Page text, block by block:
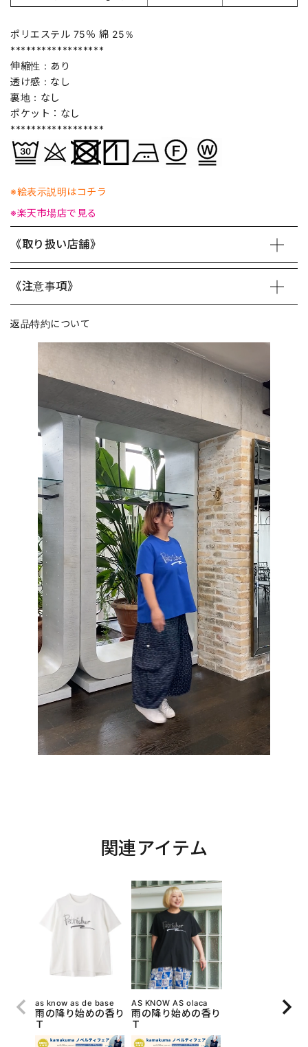
ポリエステル 75％ 綿 25％
******************
伸縮性：あり
透け感：なし
裏地：なし
ポケット：なし
******************
※絵表示説明はコチラ
※楽天市場店で見る
《取り扱い店舗》
《注意事項》
返品特約について
関連アイテム
as know as de base
雨の降り始めの香り
Ｔ
AS KNOW AS olaca
雨の降り始めの香り
Ｔ